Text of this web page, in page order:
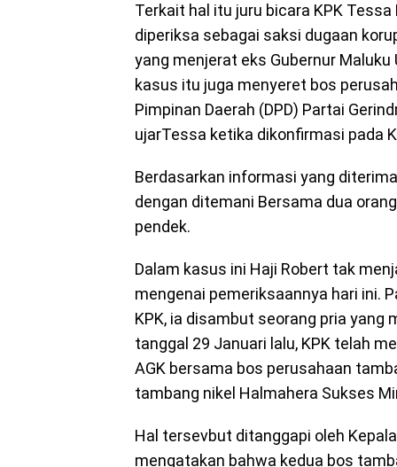
Terkait hal itu juru bicara KPK
diperiksa sebagai saksi dugaan
yang menjerat eks Gubernur Maluku
kasus itu juga menyeret bos
Pimpinan Daerah (DPD) Partai
ujarTessa ketika dikonfirmasi pada
Berdasarkan informasi yang
dengan ditemani Bersama dua
pendek.
Dalam kasus ini Haji Robert tak
mengenai pemeriksaannya hari ini.
KPK, ia disambut seorang pria yang
tanggal 29 Januari lalu, KPK telah
AGK bersama bos perusahaan
tambang nikel Halmahera Sukses
Hal tersevbut ditanggapi oleh
mengatakan bahwa kedua bos